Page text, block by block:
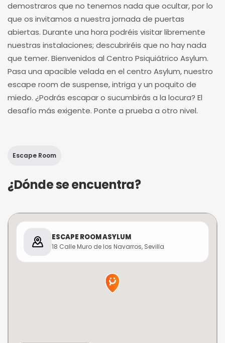
demostraros que no tenemos nada que ocultar, por lo
que os invitamos a nuestra jornada de puertas
abiertas. Durante una hora podréis visitar libremente
nuestras instalaciones; descubriréis que no hay nada
que temer. Bienvenidos al Centro Psiquiátrico Asylum.
Pasa una apacible velada en el centro Asylum, nuestro
escape room de suspense, intriga y un poquito de
miedo. ¿Podrás escapar o sucumbirás a la locura? El
desafío más exigente. Ponte a prueba a otro nivel.
Escape Room
¿Dónde se encuentra?
ESCAPE ROOM ASYLUM
18 Calle Muro de los Navarros, Sevilla